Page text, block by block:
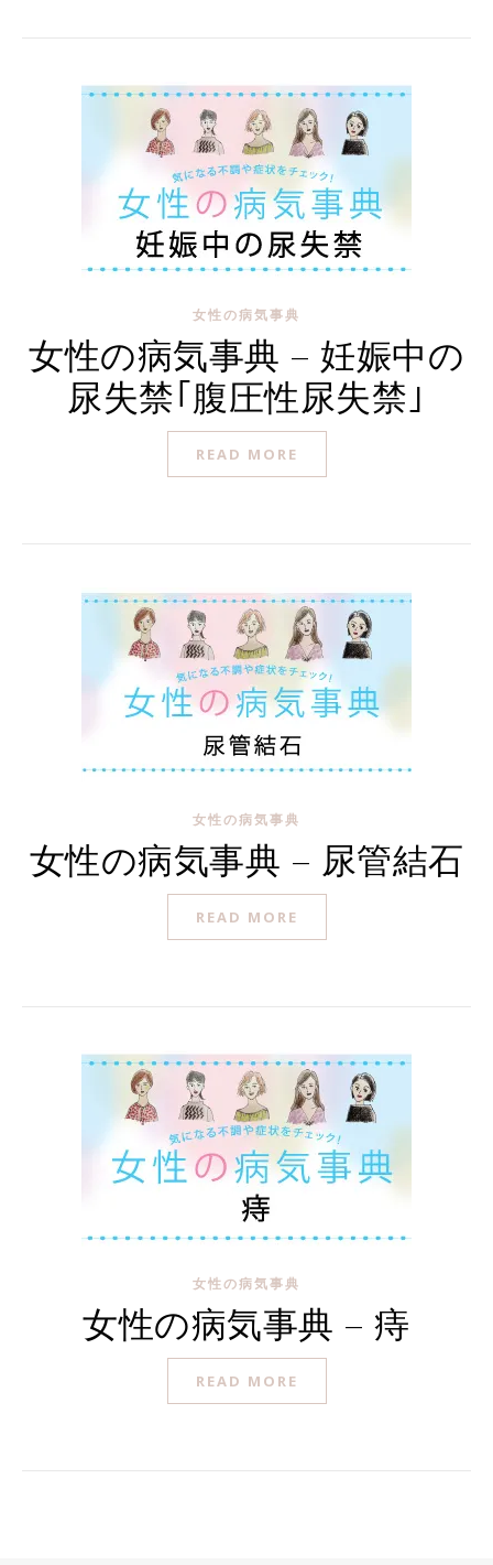
女性の病気事典
女性の病気事典 – 妊娠中の
尿失禁｢腹圧性尿失禁｣
READ MORE
女性の病気事典
女性の病気事典 – 尿管結石
READ MORE
女性の病気事典
女性の病気事典 – 痔
READ MORE